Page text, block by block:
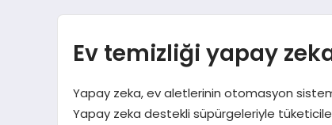
Ev temizliği yapay
Yapay zeka, ev aletlerinin otomasyon
Yapay zeka destekli süpürgeleriyle